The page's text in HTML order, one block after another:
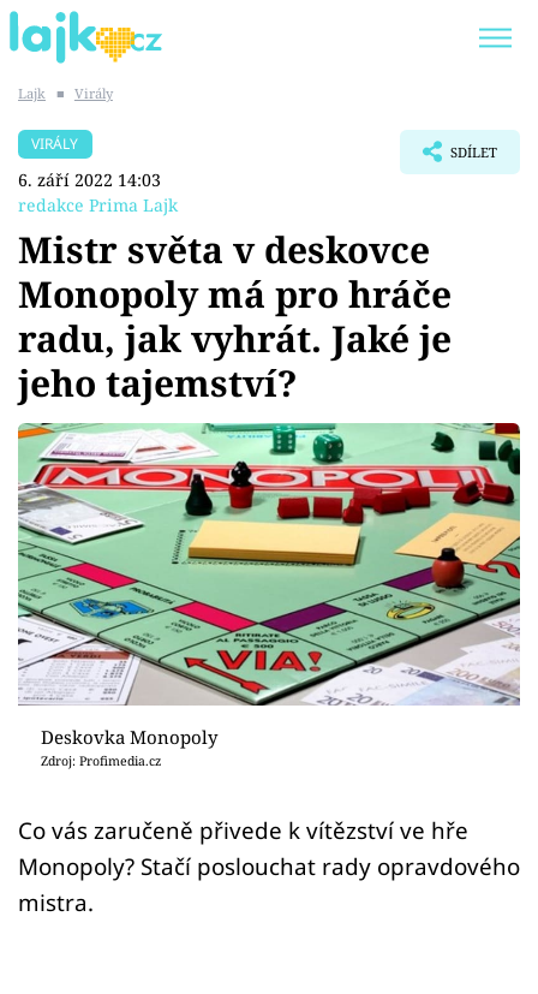
SHOPAHOLICADEL
Témata
Showbyznys
Youtubeři
Virály
Sex a vztahy
Videa
Sledujte prima+
Přihlášení
Sledujte nás
Lajk ■ Virály
VIRÁLY
6. září 2022 14:03
redakce Prima Lajk
SDÍLET
Mistr světa v deskovce
Monopoly má pro hráče
radu, jak vyhrát. Jaké je
jeho tajemství?
Deskovka Monopoly
Zdroj: Profimedia.cz
Co vás zaručeně přivede k vítězství ve hře
Monopoly? Stačí poslouchat rady opravdového
mistra.